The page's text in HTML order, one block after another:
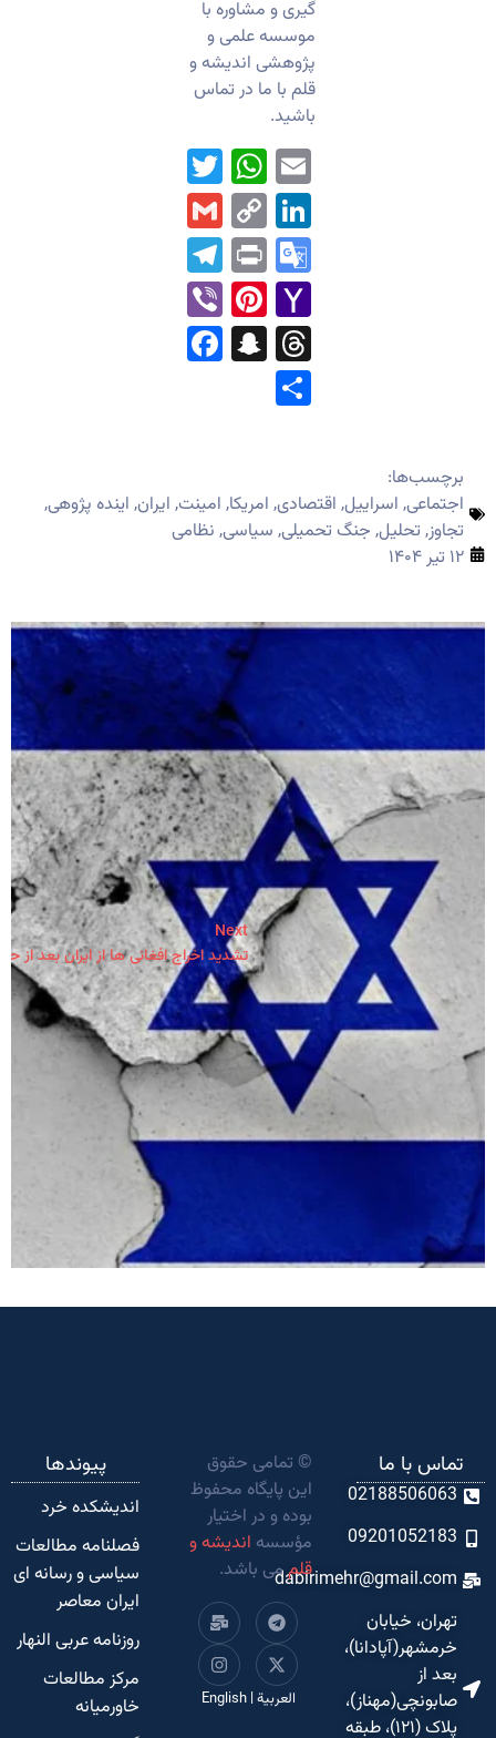
گیری و مشاوره با
موسسه علمی و
پژوهشی اندیشه و
قلم با ما در تماس
باشید.
Email
WhatsApp
Twitter
LinkedIn
Copy
Link
Gmail
Google
Translate
Print
Telegram
Yahoo
Mail
Pinterest
Viber
Threads
Snapchat
Facebook
Share
برچسب‌ها:
اجتماعی,اسراییل,اقتصادی,امریکا,امینت,ایران,اینده پژوهی,
تجاوز,تحلیل,جنگ تحمیلی,سیاسی,نظامی
۱۲ تیر ۱۴۰۴
Next
تشدید اخراج افغانی ها از ایران بعد از
تماس با ما
02188506063
09201052183
dabirimehr@gmail.com
تهران، خیابان
خرمشهر(آپادانا)،
بعد از
صابونچی(مهناز)،
پلاک (۱۲۱)، طبقه
© تمامی حقوق
این پایگاه محفوظ
بوده و در اختیار
مؤسسه اندیشه و
قلممی باشد.
العربية|
English
پیوندها
اندیشکده‌ خرد
فصلنامه مطالعات
سیاسی و رسانه ای
ایران معاصر
روزنامه عربی النهار
مرکز مطالعات
خاورمیانه